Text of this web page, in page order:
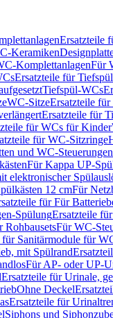
Ersatzteile
Keramiken
KomplettanlagenFür
Ersatzteile für
Tiefspül-WCs
WC-SitzeErsatzteile
Ersatzteile für
für WCs für Kinder
für WC-Sitzringe
und WC-Steuerungen
Für Kappa UP-
elektronischer
12 cmFür
für Für
SpülungErsatzteile
RohbausetsFür WC-
für Sanitärmodule für
mit Spülrand
Für AP- oder UP-
Ersatzteile für Urinale,
Ohne Deckel
Ersatzteile für
Siphons und